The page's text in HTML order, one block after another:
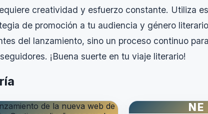
creatividad y esfuerzo constante. Utiliza
de promoción a tu audiencia y género
del lanzamiento, sino un proceso continuo
¡Buena suerte en tu viaje literario!
NE